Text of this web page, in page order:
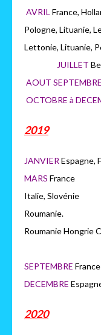
AVRIL France,
Pologne,
Lettonie,
JUILLET
AOUT SEPTEMBRE
OCTOBRE à
2019
JANVIER
MARS
Italie,
Roumanie
SEPTEMBRE
DECEMBRE
2020